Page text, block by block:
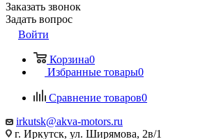
Заказать звонок
Задать вопрос
Войти
Корзина0
Избранные товары0
Сравнение товаров0
irkutsk@akva-motors.ru
г. Иркутск, ул. Ширямова, 2в/1